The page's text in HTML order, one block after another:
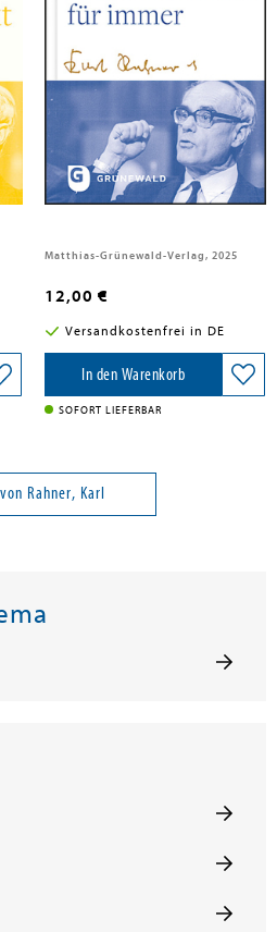
als
Rahner, Karl
Vom Unterwegssein, Pilgern und
Ankommen für immer
Matthias-Grünewald-Verlag, 2025
12,00 €
Versandkostenfrei in DE
In den Warenkorb
SOFORT LIEFERBAR
Rahner, Karl